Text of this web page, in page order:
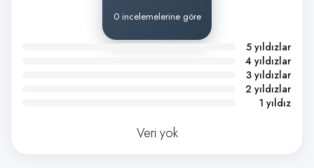
0 incelemelerine göre
5 yıldızlar
4 yıldızlar
3 yıldızlar
2 yıldızlar
1 yıldız
Veri yok